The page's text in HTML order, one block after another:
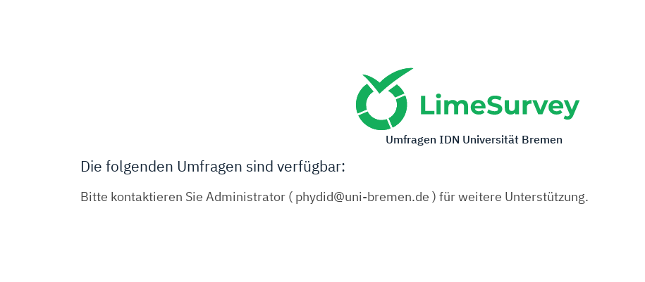
Umfragen IDN Universität Bremen
Die folgenden Umfragen sind verfügbar:
Bitte kontaktieren Sie Administrator ( phydid@uni-bremen.de ) für weitere Unterstützung.